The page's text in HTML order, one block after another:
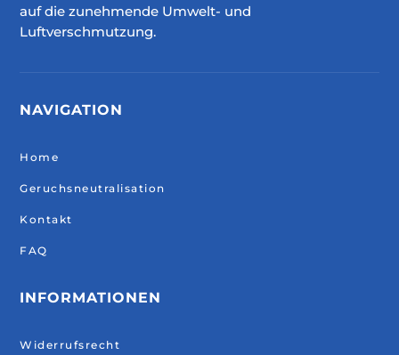
auf die zunehmende Umwelt- und
Luftverschmutzung.
NAVIGATION
Home
Geruchsneutralisation
Kontakt
FAQ
INFORMATIONEN
Widerrufsrecht